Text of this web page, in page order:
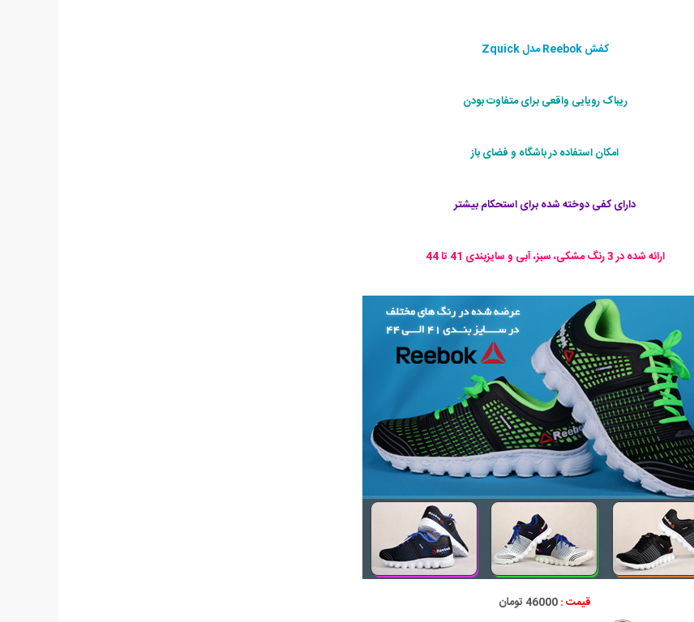
کفش Reebok مدل Zquick
ریباک رویایی واقعی برای متفاوت بودن
امکان استفاده در باشگاه و فضای باز
دارای کفی دوخته شده برای استحکام بیشتر
ارائه شده در 3 رنگ مشکی، سبز، آبی و سایزبندی 41 تا 44
قیمت :46000 تومان